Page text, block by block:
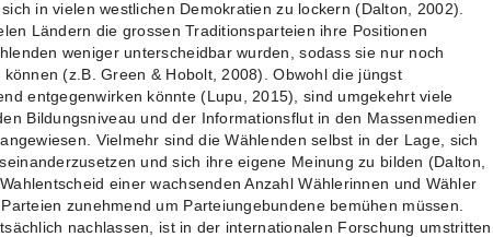
in vielen westlichen Demokratien zu lockern (Dalton, 2002).
Ländern die grossen Traditionsparteien ihre Positionen
weniger unterscheidbar wurden, sodass sie nur noch
(z.B. Green & Hobolt, 2008). Obwohl die jüngst
entgegenwirken könnte (Lupu, 2015), sind umgekehrt viele
Bildungsniveau und der Informationsflut in den Massenmedien
Vielmehr sind die Wählenden selbst in der Lage, sich
und sich ihre eigene Meinung zu bilden (Dalton,
einer wachsenden Anzahl Wählerinnen und Wähler
zunehmend um Parteiungebundene bemühen müssen.
nachlassen, ist in der internationalen Forschung umstritten